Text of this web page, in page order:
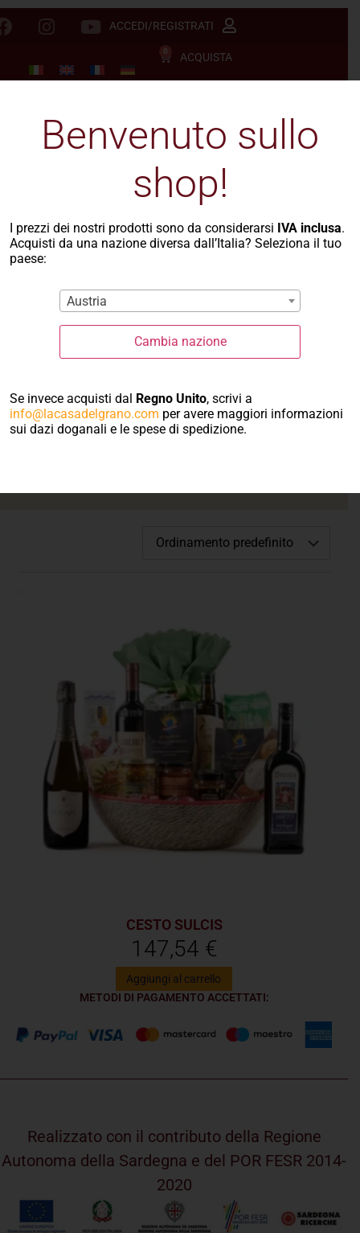
ACCEDI/REGISTRATI
0 ACQUISTA
negozio on line
CESTO SULCIS
147,54 €
Aggiungi al carrello
METODI DI PAGAMENTO ACCETTATI:
Realizzato con il contributo della Regione
Autonoma della Sardegna e del POR FESR 2014-
2020
Benvenuto sullo
shop!
I prezzi dei nostri prodotti sono da considerarsi IVA inclusa.
Acquisti da una nazione diversa dall’Italia? Seleziona il tuo
paese:
Austria
Cambia nazione
Se invece acquisti dal Regno Unito, scrivi a
info@lacasadelgrano.com per avere maggiori informazioni
sui dazi doganali e le spese di spedizione.